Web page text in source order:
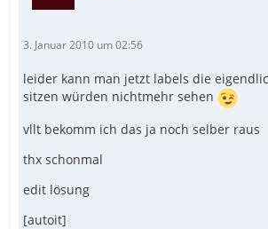
3. Januar 2010 um 02:56
leider kann man jetzt labels die
sitzen würden nichtmehr sehen
vllt bekomm ich das ja noch selber raus
thx schonmal
edit lösung
[autoit]